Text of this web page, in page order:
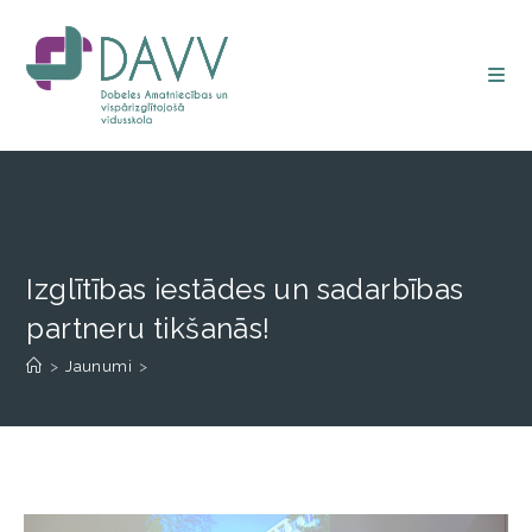
Izglītības iestādes un sadarbības
partneru tikšanās!
> Jaunumi >